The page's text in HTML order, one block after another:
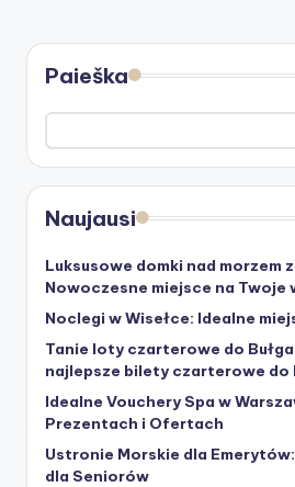
Paieška
Naujausi
Luksusowe domki nad morzem
Nowoczesne miejsce na Twoje
Noclegi w Wisełce: Idealne
Tanie loty czarterowe do
najlepsze bilety czarterowe do
Idealne Vouchery Spa w
Prezentach i Ofertach
Ustronie Morskie dla
dla Seniorów